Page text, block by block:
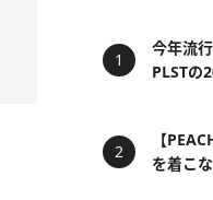
今年流
PLSTの
【
を着こ